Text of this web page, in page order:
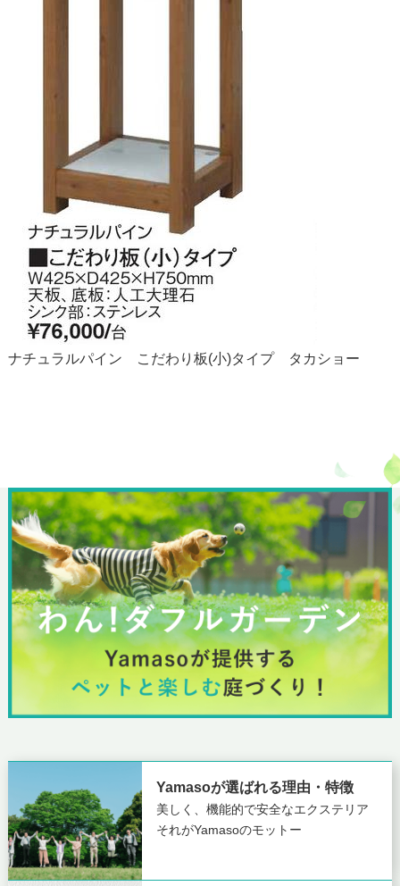
ナチュラルパイン こだわり板(小)タイプ タカショー
Yamasoが選ばれる理由・特徴
美しく、機能的で安全なエクステリア
それがYamasoのモットー